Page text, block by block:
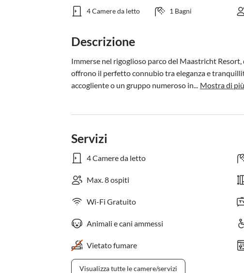
4 Camere da letto 1 Bagni
Descrizione
Immerse nel rigoglioso parco del Maastricht
offrono il perfetto connubio tra eleganza e
accogliente o un gruppo numeroso in... Mostra di più
Servizi
4 Camere da letto
Max. 8 ospiti
Wi-Fi Gratuito
Animali e cani ammessi
Vietato fumare
Visualizza tutte le camere/servizi